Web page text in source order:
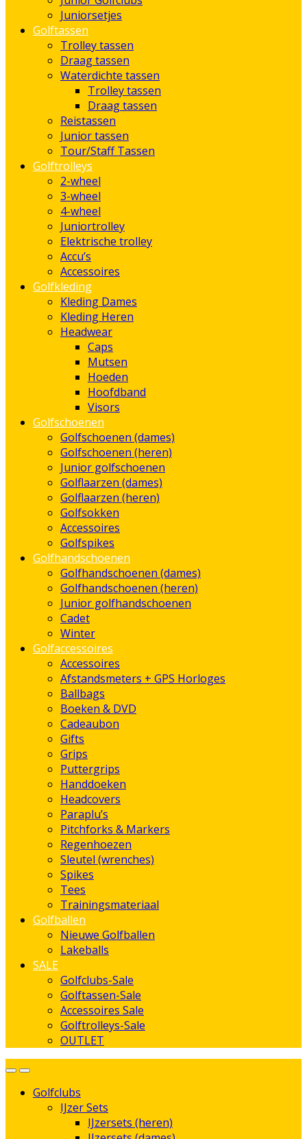
Juniorsetjes
Golftassen
Trolley tassen
Draag tassen
Waterdichte tassen
Trolley tassen
Draag tassen
Reistassen
Junior tassen
Tour/Staff Tassen
Golftrolleys
2-wheel
3-wheel
4-wheel
Juniortrolley
Elektrische trolley
Accu’s
Accessoires
Golfkleding
Kleding Dames
Kleding Heren
Headwear
Caps
Mutsen
Hoeden
Hoofdband
Visors
Golfschoenen
Golfschoenen (dames)
Golfschoenen (heren)
Junior golfschoenen
Golflaarzen (dames)
Golflaarzen (heren)
Golfsokken
Accessoires
Golfspikes
Golfhandschoenen
Golfhandschoenen (dames)
Golfhandschoenen (heren)
Junior golfhandschoenen
Cadet
Winter
Golfaccessoires
Accessoires
Afstandsmeters + GPS Horloges
Ballbags
Boeken & DVD
Cadeaubon
Gifts
Grips
Puttergrips
Handdoeken
Headcovers
Paraplu’s
Pitchforks & Markers
Regenhoezen
Sleutel (wrenches)
Spikes
Tees
Trainingsmateriaal
Golfballen
Nieuwe Golfballen
Lakeballs
SALE
Golfclubs-Sale
Golftassen-Sale
Accessoires Sale
Golftrolleys-Sale
OUTLET
Golfclubs
IJzer Sets
IJzersets (heren)